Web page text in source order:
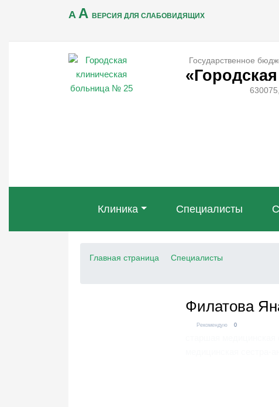
A A ВЕРСИЯ ДЛЯ СЛАБОВИДЯЩИХ
Государственное
Клиника Специалисты
Главная страница Специалисты
Филатова
Рекомендую 0